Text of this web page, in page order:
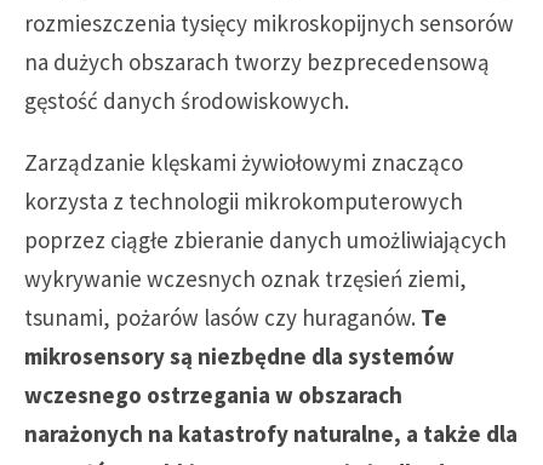
rozmieszczenia tysięcy mikroskopijnych sensorów
na dużych obszarach tworzy bezprecedensową
gęstość danych środowiskowych.
Zarządzanie klęskami żywiołowymi znacząco
korzysta z technologii mikrokomputerowych
poprzez ciągłe zbieranie danych umożliwiających
wykrywanie wczesnych oznak trzęsień ziemi,
tsunami, pożarów lasów czy huraganów. Te
mikrosensory są niezbędne dla systemów
wczesnego ostrzegania w obszarach
narażonych na katastrofy naturalne, a także dla